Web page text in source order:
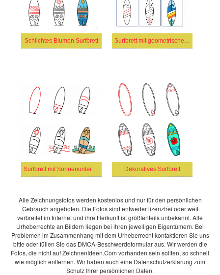
Schlichtes Blumen Surfbrett Surfbrett mit geometrischem Muster
Surfbrett mit Sonnenuntergangspalmenmotiv Dekoratives Surfbrett
Alle Zeichnungsfotos werden kostenlos und nur für den persönlichen
Gebrauch angeboten. Die Fotos sind entweder lizenzfrei oder weit
verbreitet im Internet und ihre Herkunft ist größtenteils unbekannt. Alle
Urheberrechte an Bildern liegen bei ihren jeweiligen Eigentümern. Bei
Problemen im Zusammenhang mit dem Urheberrecht kontaktieren Sie uns
bitte oder füllen Sie das DMCA-Beschwerdeformular aus. Wir werden die
Fotos, die nicht auf ZeichnenIdeen.Com vorhanden sein sollten, so schnell
wie möglich entfernen. Wir haben auch eine Datenschutzerklärung zum
Schutz Ihrer persönlichen Daten.